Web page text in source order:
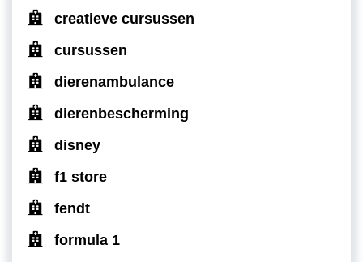
creatieve cursussen
cursussen
dierenambulance
dierenbescherming
disney
f1 store
fendt
formula 1